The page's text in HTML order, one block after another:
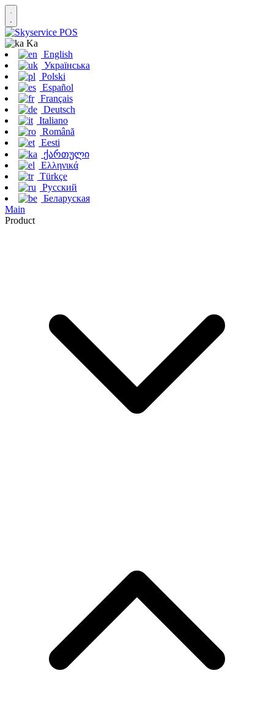
Ka
English
Українська
Polski
Español
Français
Deutsch
Italiano
Română
Eesti
ქართული
Ελληνικά
Türkçe
Русский
Беларуская
Main
Product